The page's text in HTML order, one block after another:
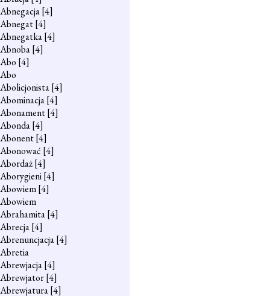
Abnegacja[4]
Abnegat[4]
Abnegatka[4]
Abnoba[4]
Abo [4]
Abo
Abolicjonista[4]
Abominacja[4]
Abonament[4]
Abonda[4]
Abonent[4]
Abonować [4]
Abordaż[4]
Aborygieni[4]
Abowiem[4]
Abowiem
Abrahamita[4]
Abrecja[4]
Abrenuncjacja[4]
Abretia
Abrewjacja[4]
Abrewjator[4]
Abrewjatura[4]